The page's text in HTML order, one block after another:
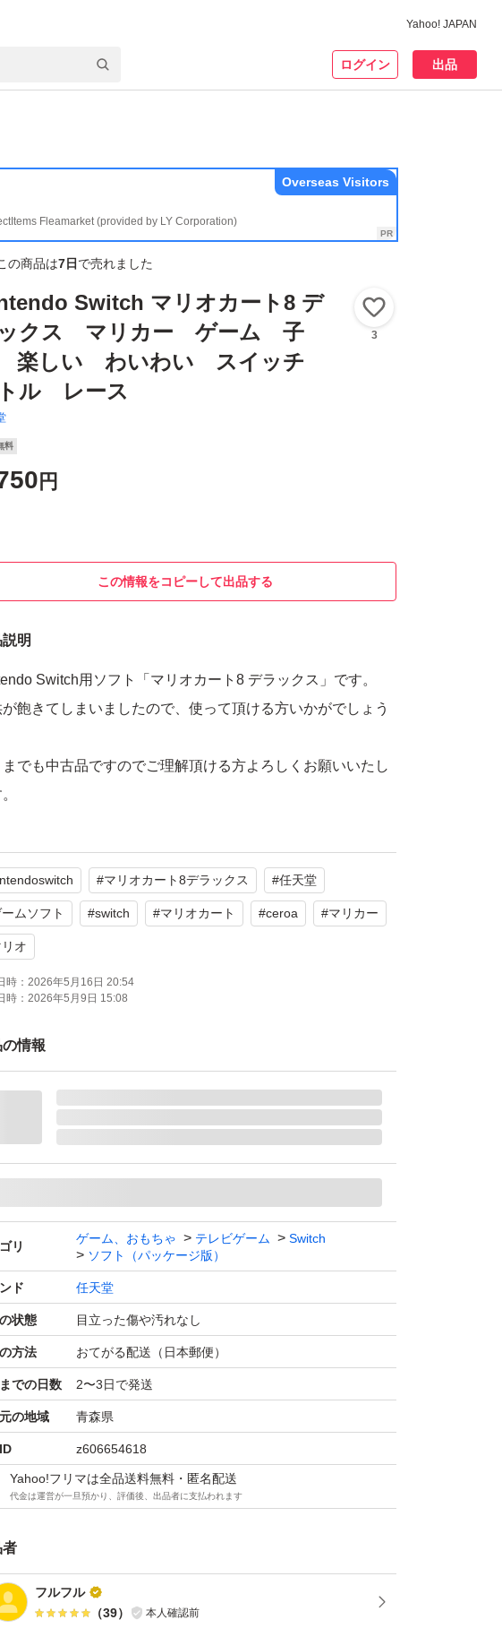
Yahoo! JAPAN
ログイン 出品
Fleamarket (provided by LY Corporation)
Overseas Visitors
の商品は7日 で売れました
Switch マリオカート8 デ
クス マリカー ゲーム 子
楽しい わいわい スイッチ
ル レース
3
料
円
この情報をコピーして出品する
明
Switch用ソフト「マリオカート8 デラックス」です。
飽きてしまいましたので、使って頂ける方いかがでしょう
までも中古品ですのでご理解頂ける方よろしくお願いいたし
#マリオカート8デラックス #任天堂
ムソフト #switch #マリオカート #ceroa #マリカー
オ
時： 2026年5月16日 20:54
時： 2026年5月9日 15:08
情報
リ
ゲーム、おもちゃ テレビゲーム
Switch
ソフト（パッケージ版）
ド 任天堂
状態 目立った傷や汚れなし
方法 おてがる配送（日本郵便）
での日数 2〜3日で発送
の地域 青森県
z606654618
Yahoo!フリマは全品送料無料・匿名配送
代金は運営が一旦預かり、評価後、出品者に支払われます
者
フルフル
（39） 本人確認前